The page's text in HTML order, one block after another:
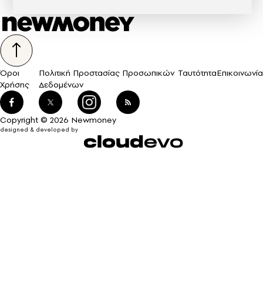
Όροι
Χρήσης
Πολιτική Προστασίας Προσωπικών
Δεδομένων
ΤαυτότηταΕπικοινωνία
Copyright © 2026 Newmoney
designed & developed by